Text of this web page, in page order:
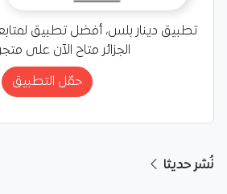
تطبيق دينار بلس، أفضل تطبيق
الجزائر متاح الآن على
حمّل التطبيق
نُشر حديثا